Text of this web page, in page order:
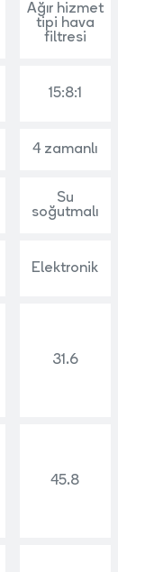
Ağır hizmet
tipi hava
filtresi
15:8:1
4 zamanlı
Su
soğutmalı
Elektronik
31.6
45.8